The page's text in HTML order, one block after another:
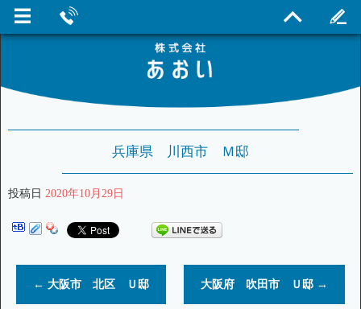
兵庫県 川西市 Ｍ邸
投稿日 2020年10月29日
← 大阪市 北区 Ｕ邸 大阪府 吹田市 Ｕ邸 →